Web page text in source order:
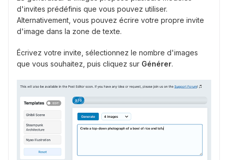
d'invites prédéfinis que vous pouvez utiliser.
Alternativement, vous pouvez écrire votre propre invite
d'image dans la zone de texte.
Écrivez votre invite, sélectionnez le nombre d'images
que vous souhaitez, puis cliquez sur Générer.